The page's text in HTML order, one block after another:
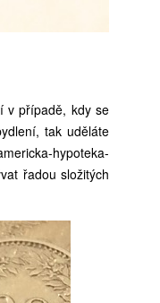
v případě, kdy se
tak uděláte
hypoteka-
řadou složitých